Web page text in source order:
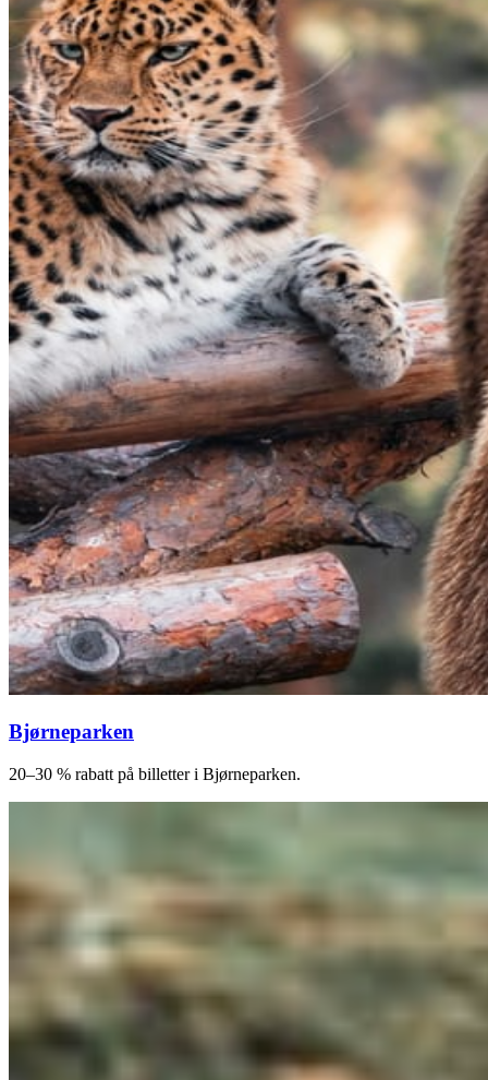
Bjørneparken
20–30 % rabatt på billetter i Bjørneparken.